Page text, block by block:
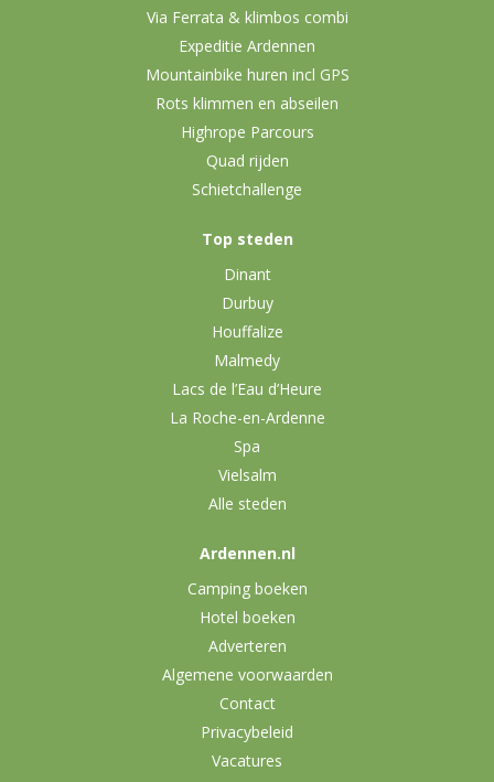
Via Ferrata & klimbos combi
Expeditie Ardennen
Mountainbike huren incl GPS
Rots klimmen en abseilen
Highrope Parcours
Quad rijden
Schietchallenge
Top steden
Dinant
Durbuy
Houffalize
Malmedy
Lacs de l’Eau d’Heure
La Roche-en-Ardenne
Spa
Vielsalm
Alle steden
Ardennen.nl
Camping boeken
Hotel boeken
Adverteren
Algemene voorwaarden
Contact
Privacybeleid
Vacatures